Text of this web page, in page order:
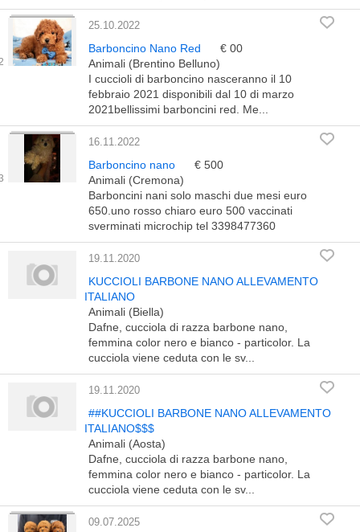
25.10.2022
Barboncino Nano Red
€ 00
Animali (Brentino Belluno)
I cuccioli di barboncino nasceranno il 10
febbraio 2021 disponibili dal 10 di marzo
2021bellissimi barboncini red. Me...
16.11.2022
Barboncino nano
€ 500
Animali (Cremona)
Barboncini nani solo maschi due mesi euro
650.uno rosso chiaro euro 500 vaccinati
sverminati microchip tel 3398477360
19.11.2020
KUCCIOLI BARBONE NANO ALLEVAMENTO
ITALIANO
Animali (Biella)
Dafne, cucciola di razza barbone nano,
femmina color nero e bianco - particolor. La
cucciola viene ceduta con le sv...
19.11.2020
##KUCCIOLI BARBONE NANO ALLEVAMENTO
ITALIANO$$$
Animali (Aosta)
Dafne, cucciola di razza barbone nano,
femmina color nero e bianco - particolor. La
cucciola viene ceduta con le sv...
09.07.2025